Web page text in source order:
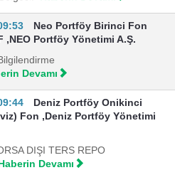
Neo Portföy Birinci Fon
,NEO Portföy Yönetimi A.Ş.
Devamı
Deniz Portföy Onikinci
Fon ,Deniz Portföy Yönetimi
DIŞI TERS REPO
Devamı